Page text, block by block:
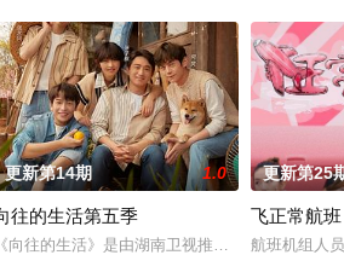
敢地爱！
由数位推选人面试实力“无名歌手”，来面试
更新第14期 1.0
往的生活第五季
《向往的生活》是由湖南卫视推出的大型生活服
更新第25
飞正常航班
航班机组人